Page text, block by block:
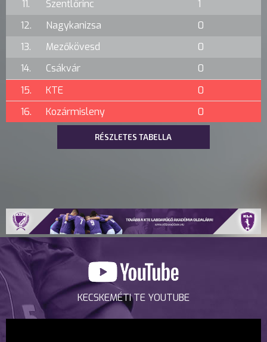
11.
Szentlőrinc
1
12.
Nagykanizsa
0
13.
Mezőkövesd
0
14.
Csákvár
0
15.
KTE
0
16.
Kozármisleny 0
RÉSZLETES TABELLA
KECSKEMÉTI TE YOUTUBE